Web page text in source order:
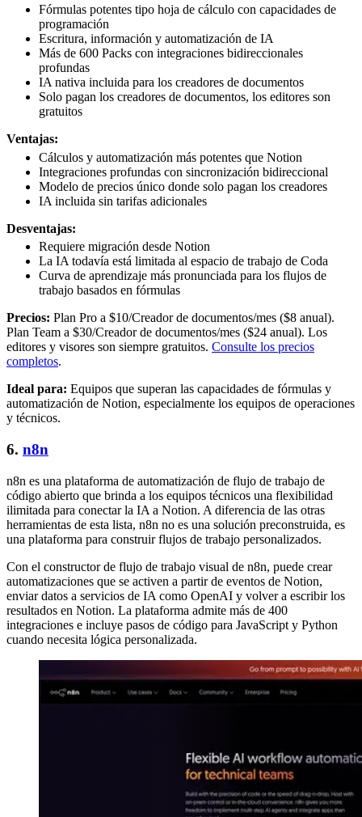
Fórmulas potentes tipo hoja de cálculo con capacidades de
programación
Escritura, información y automatización de IA
Más de 600 Packs con integraciones bidireccionales
profundas
IA nativa incluida para los creadores de documentos
Solo pagan los creadores de documentos, los editores son
gratuitos
Ventajas:
Cálculos y automatización más potentes que Notion
Integraciones profundas con sincronización bidireccional
Modelo de precios único donde solo pagan los creadores
IA incluida sin tarifas adicionales
Desventajas:
Requiere migración desde Notion
La IA todavía está limitada al espacio de trabajo de Coda
Curva de aprendizaje más pronunciada para los flujos de
trabajo basados en fórmulas
Precios: Plan Pro a $10/Creador de documentos/mes ($8 anual).
Plan Team a $30/Creador de documentos/mes ($24 anual). Los
editores y visores son siempre gratuitos. Consulte los precios
completos.
Ideal para: Equipos que superan las capacidades de fórmulas y
automatización de Notion, especialmente los equipos de operaciones
y técnicos.
6. n8n
n8n es una plataforma de automatización de flujo de trabajo de
código abierto que brinda a los equipos técnicos una flexibilidad
ilimitada para conectar la IA a Notion. A diferencia de las otras
herramientas de esta lista, n8n no es una solución preconstruida, es
una plataforma para construir flujos de trabajo personalizados.
Con el constructor de flujo de trabajo visual de n8n, puede crear
automatizaciones que se activen a partir de eventos de Notion,
enviar datos a servicios de IA como OpenAI y volver a escribir los
resultados en Notion. La plataforma admite más de 400
integraciones e incluye pasos de código para JavaScript y Python
cuando necesita lógica personalizada.